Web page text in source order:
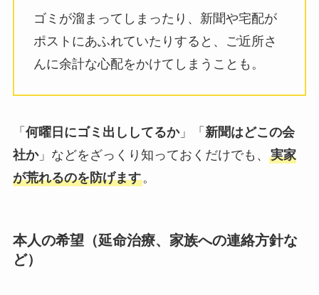
ゴミが溜まってしまったり、新聞や宅配が
ポストにあふれていたりすると、ご近所さ
んに余計な心配をかけてしまうことも。
「 何曜日にゴミ出ししてるか」「 新聞はどこの会
社か」などをざっくり知っておくだけでも、 実家
が荒れるのを防げます。
本人の希望（延命治療、家族への連絡方針な
ど）